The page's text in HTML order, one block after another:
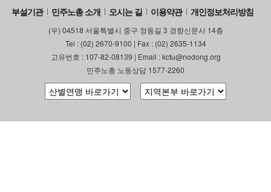
부설기관 민주노총 소개 오시는 길 이용약관 개인정보처리방침
(우) 04518 서울특별시 중구 정동길 3 경향신문사 14층
Tel : (02) 2670-9100 | Fax : (02) 2635-1134
고유번호 : 107-82-08139 | Email : kctu@nodong.org
민주노총 노동상담 1577-2260